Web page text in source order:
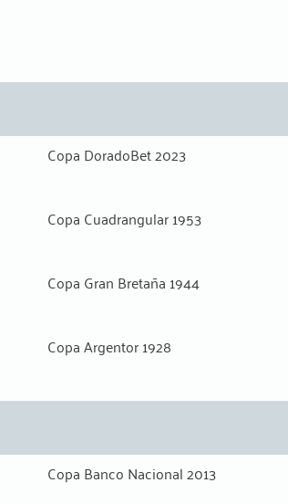
Copa DoradoBet 2023
Copa Cuadrangular 1953
Copa Gran Bretaña 1944
Copa Argentor 1928
Copa Banco Nacional 2013